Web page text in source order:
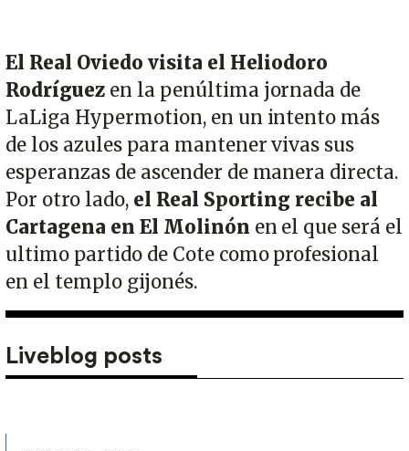
El Real Oviedo visita el Heliodoro
Rodríguezen la penúltima jornada de
LaLiga Hypermotion, en un intento más
de los azules para mantener vivas sus
esperanzas de ascender de manera directa.
Por otro lado, el Real Sporting recibe al
Cartagena en El Molinón en el que será el
ultimo partido de Cote como profesional
en el templo gijonés.
Liveblog posts